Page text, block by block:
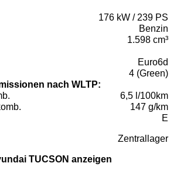
176 kW / 239 PS
Benzin
1.598 cm³
Euro6d
4 (Green)
nach WLTP:
6,5 l/100km
147 g/km
E
Zentrallager
TUCSON anzeigen